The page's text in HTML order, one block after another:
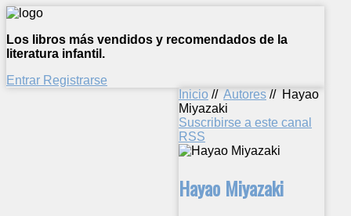
Los libros más vendidos y recomendados de la
literatura infantil.
Entrar Registrarse
Inicio // Autores // Hayao
Miyazaki
Suscribirse a este canal
RSS
Hayao Miyazaki